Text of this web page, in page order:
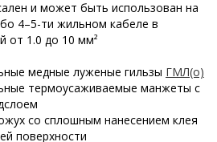
и может быть использован на
4–5-ти жильном кабеле в
от 1.0 до 10 мм²
медные луженые гильзы ГМЛ(о)
термоусаживаемые манжеты с
со сплошным нанесением клея
поверхности